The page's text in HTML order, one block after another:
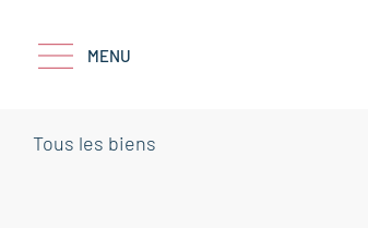
MENU
Tous les biens